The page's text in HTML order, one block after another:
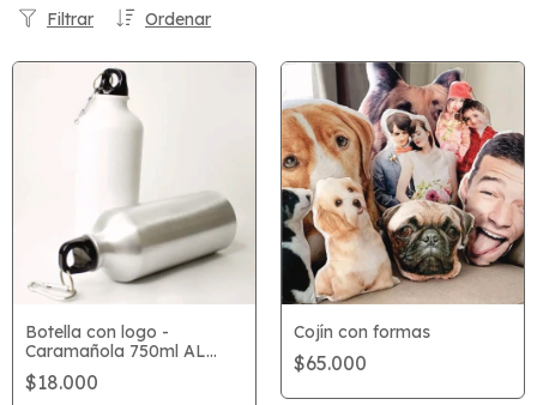
Ordenar
Filtrar
Botella con logo -
Caramañola 750ml AL
MAYOR
$18.000
Cojín con formas
$65.000